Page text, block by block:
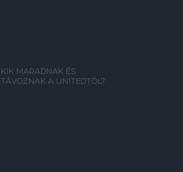
KIK MARADNAK ÉS
TÁVOZNAK A UNITEDTŐL?